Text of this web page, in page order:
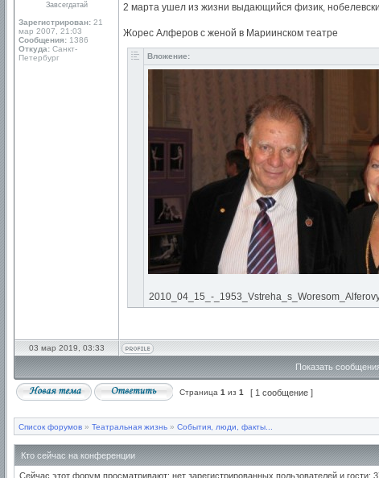
Завсегдатай
Зарегистрирован: 21
мар 2007, 21:03
Сообщения: 1386
Откуда: Санкт-
Петербург
2 марта ушел из жизни выдающийся физик,
Жорес Алферов с женой в Мариинском театре
Вложение:
2010_04_15_-
03 мар 2019, 03:33
Показать
Страница 1 из 1 [ 1 сообщение ]
Список форумов » Театральная жизнь » События, люди, факты...
Кто сейчас на конференции
Сейчас этот форум просматривают: нет зарегистрированных пользователей и гости: